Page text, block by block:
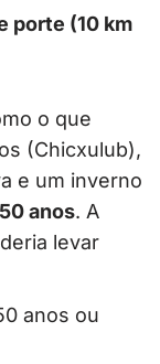
porte (10 km
o que
(Chicxulub),
e um inverno
anos. A
levar
anos ou